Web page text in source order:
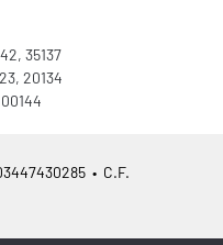
35137
20134
• C.F.